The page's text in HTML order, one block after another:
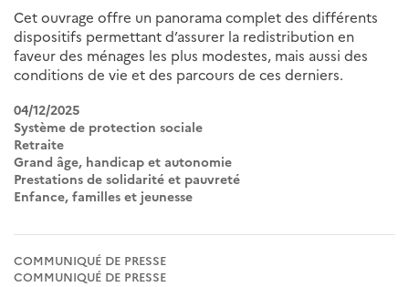
Cet ouvrage offre un panorama complet des différents
dispositifs permettant d’assurer la redistribution en
faveur des ménages les plus modestes, mais aussi des
conditions de vie et des parcours de ces derniers.
04/12/2025
Système de protection sociale
Retraite
Grand âge, handicap et autonomie
Prestations de solidarité et pauvreté
Enfance, familles et jeunesse
COMMUNIQUÉ DE PRESSE
COMMUNIQUÉ DE PRESSE